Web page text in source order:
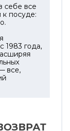
не
тепла, но
себе все
к посуде:
1983 года,
все,